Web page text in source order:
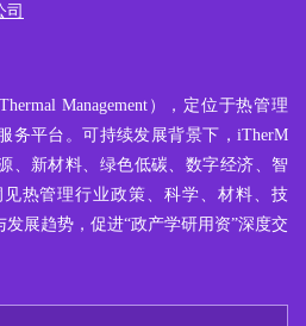
Thermal Management），定位于热管理
务平台。可持续发展背景下，iTherM
、新材料、绿色低碳、数字经济、智
热管理行业政策、科学、材料、技
展趋势，促进“政产学研用资”深度交